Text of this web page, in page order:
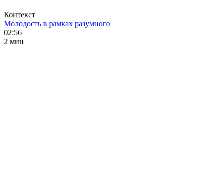
Контекст
Молодость в рамках разумного
02:56
2 мин